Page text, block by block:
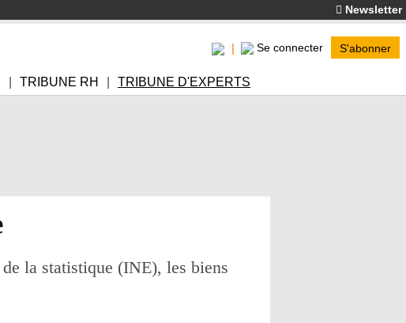
Newsletter
Se connecter S'abonner
TRIBUNE RH TRIBUNE D'EXPERTS
la statistique (INE), les biens